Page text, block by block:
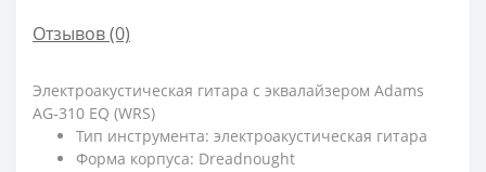
Отзывов (0)
Электроакустическая гитара с эквалайзером Adams
AG-310 EQ (WRS)
Тип инструмента: электроакустическая гитара
Форма корпуса: Dreadnought